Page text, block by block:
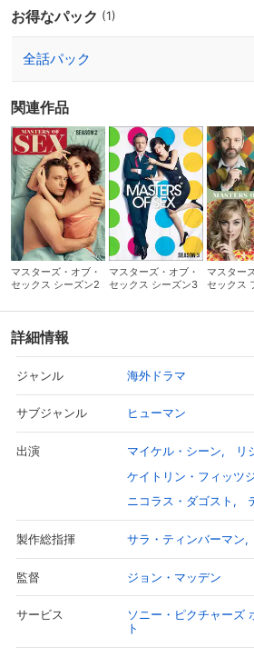
に頼むが、子供がいるバージニアは断っ
デポールとともにノックスビルへと旅立
お得なパック (1)
全話パック
関連作品
マスターズ・オブ・
セックス シーズン2
マスターズ・オブ・
セックス シーズン3
マスター
セックス
詳細情報
ジャンル 海外ドラマ
サブジャンル ヒューマン
出演 マイケル・シーン
リ
ケイトリン・フィッツ
ニコラス・ダゴスト
製作総指揮 サラ・ティンバーマン
監督 ジョン・マッデン
サービス
ソニー・ピクチャーズ
ト